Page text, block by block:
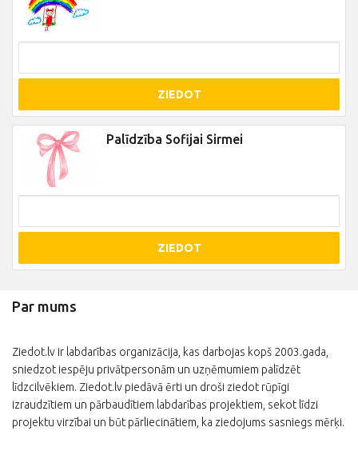
ZIEDOT
Palīdzība Sofijai Sirmei
ZIEDOT
Par mums
Ziedot.lv ir labdarības organizācija, kas darbojas kopš 2003.gada,
sniedzot iespēju privātpersonām un uzņēmumiem palīdzēt
līdzcilvēkiem. Ziedot.lv piedāvā ērti un droši ziedot rūpīgi
izraudzītiem un pārbaudītiem labdarības projektiem, sekot līdzi
projektu virzībai un būt pārliecinātiem, ka ziedojums sasniegs mērķi.